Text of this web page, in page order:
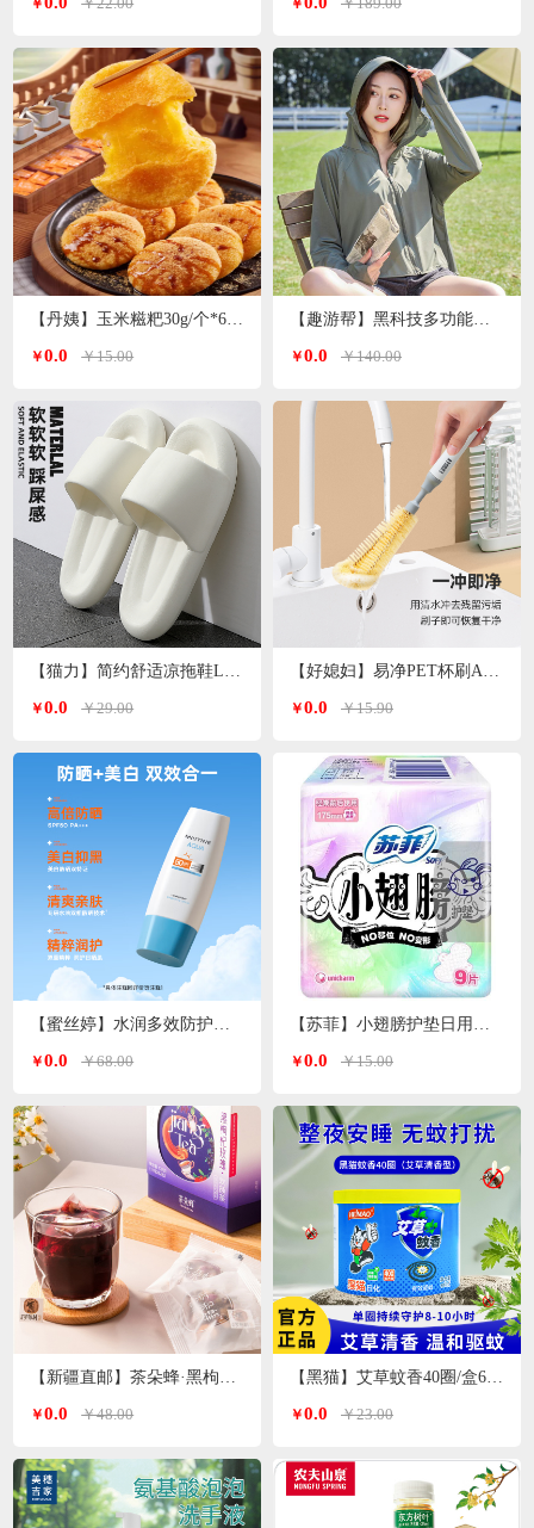
￥
￥0.0 ￥15.00
【猫力】简约舒适凉拖鞋L-5990
￥0.0 ￥29.00
【蜜丝婷】水润多效防护防晒霜（小蓝帽）SFF50+PA+++70ml
￥0.0 ￥68.00
【新疆直邮】茶朵蜂·黑枸杞玫瑰花茶132g*1盒（11g*12包）
￥0.0 ￥48.00
￥
￥0.0 ￥140.00
【好媳妇】易净PET杯刷AGW-5744
￥0.0 ￥15.90
【苏菲】小翅膀护垫日用棉柔无香护翼175mm*9片/包
￥0.0 ￥15.00
【黑猫】艾草蚊香40圈/盒640g
￥0.0 ￥23.00